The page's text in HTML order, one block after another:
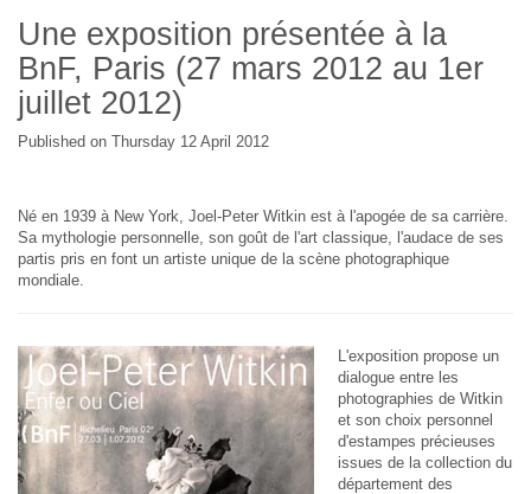
Une exposition présentée à la
BnF, Paris (27 mars 2012 au 1er
juillet 2012)
Published on Thursday 12 April 2012
Né en 1939 à New York, Joel-Peter Witkin est à l'apogée de sa carrière.
Sa mythologie personnelle, son goût de l'art classique, l'audace de ses
partis pris en font un artiste unique de la scène photographique
mondiale.
L'exposition propose un
dialogue entre les
photographies de Witkin
et son choix personnel
d'estampes précieuses
issues de la collection du
département des